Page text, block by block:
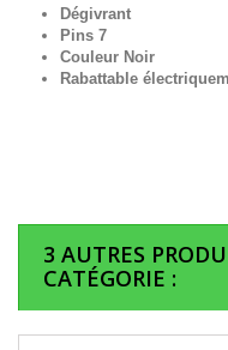
Dégivrant
Pins 7
Couleur Noir
Rabattable
3 AUTRES
CATÉGORIE :